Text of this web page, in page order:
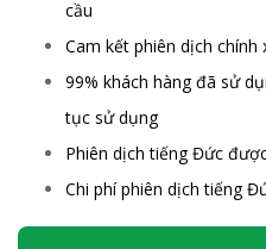
cầu
Cam kết phiên dịch chính
99% khách hàng đã sử
tục sử dụng
Phiên dịch tiếng Đức
Chi phí phiên dịch tiếng